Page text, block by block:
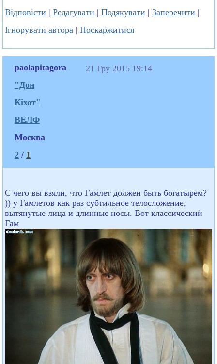
Відповісти | Редагувати | Подякувати | Заперечити |
Ігнорувати автора | Поскаржитися
paolapitagora
"Дон
Кіхот"
ВЕЛФ
Москва
2 / 1
21 Гру 2015 19:14
С чего вы взяли, что Гамлет должен быть богатырем?
)) у Гамлетов как раз субтильное телосложение,
вытянутые лица и длинные носы. Вот классический
Гам